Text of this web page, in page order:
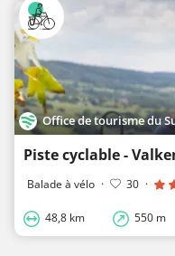
Office de tourisme du
Balade à vélo · 30 ·
48,8 km 550 m